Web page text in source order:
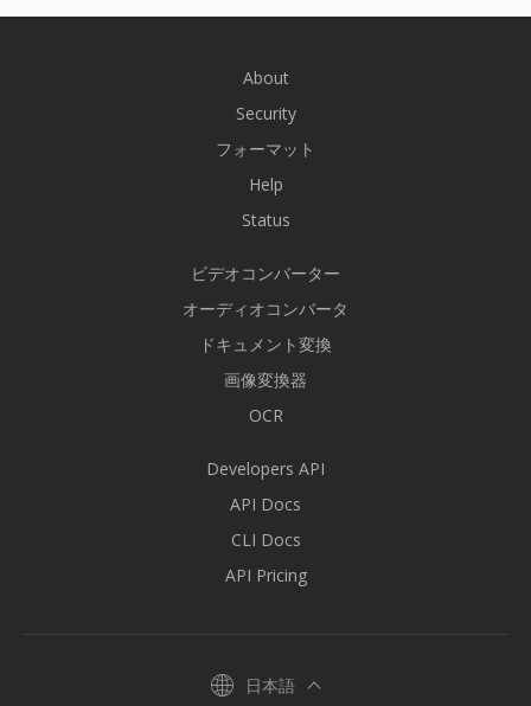
About
Security
フォーマット
Help
Status
ビデオコンバーター
オーディオコンバータ
ドキュメント変換
画像変換器
OCR
Developers API
API Docs
CLI Docs
API Pricing
日本語